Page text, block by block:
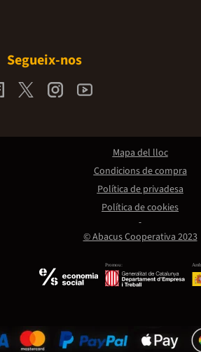
Segueix-nos
Promou:
© Abacus Cooperativa 2023
Mapa del lloc
Condicions de compra
Política de privadesa
Política de cookies